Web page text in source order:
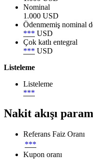
Nominal
1.000 USD
Ödenmemiş nominal
*** USD
Çok katlı entegral
*** USD
Listeleme
Listeleme
***
Nakit akışı
Referans Faiz Oranı
***
Kupon oranı